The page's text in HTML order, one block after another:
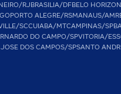
RJBRASILIA/DFBELO
PORTO ALEGRE/RSMANAUS/AM
SCCUIABA/MTCAMPINAS/SP
DO CAMPO/SPVITORIA/ES
DOS CAMPOS/SPSANTO